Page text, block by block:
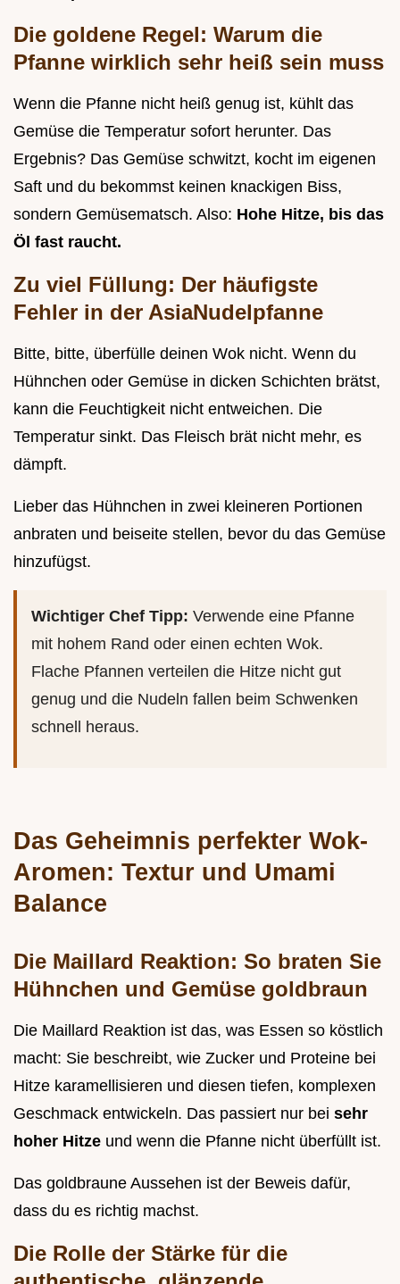
Die goldene Regel: Warum die
Pfanne wirklich sehr heiß sein muss
Wenn die Pfanne nicht heiß genug ist, kühlt das
Gemüse die Temperatur sofort herunter. Das
Ergebnis? Das Gemüse schwitzt, kocht im eigenen
Saft und du bekommst keinen knackigen Biss,
sondern Gemüsematsch. Also: Hohe Hitze, bis das
Öl fast raucht.
Zu viel Füllung: Der häufigste
Fehler in der AsiaNudelpfanne
Bitte, bitte, überfülle deinen Wok nicht. Wenn du
Hühnchen oder Gemüse in dicken Schichten brätst,
kann die Feuchtigkeit nicht entweichen. Die
Temperatur sinkt. Das Fleisch brät nicht mehr, es
dämpft.
Lieber das Hühnchen in zwei kleineren Portionen
anbraten und beiseite stellen, bevor du das Gemüse
hinzufügst.
Wichtiger Chef Tipp: Verwende eine Pfanne
mit hohem Rand oder einen echten Wok.
Flache Pfannen verteilen die Hitze nicht gut
genug und die Nudeln fallen beim Schwenken
schnell heraus.
Das Geheimnis perfekter Wok-
Aromen: Textur und Umami
Balance
Die Maillard Reaktion: So braten Sie
Hühnchen und Gemüse goldbraun
Die Maillard Reaktion ist das, was Essen so köstlich
macht: Sie beschreibt, wie Zucker und Proteine bei
Hitze karamellisieren und diesen tiefen, komplexen
Geschmack entwickeln. Das passiert nur bei sehr
hoher Hitze und wenn die Pfanne nicht überfüllt ist.
Das goldbraune Aussehen ist der Beweis dafür,
dass du es richtig machst.
Die Rolle der Stärke für die